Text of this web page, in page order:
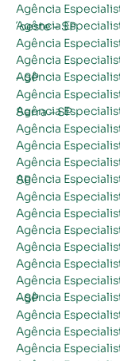
Agência
Agência Especialista na Criação de Site em Aparecida D´oeste – SP
Agência
Agência
Agência Especialista na Criação de Site em Araçariguama – SP
Agência
Agência Especialista na Criação de Site em Araçoiaba da Serra – SP
Agência
Agência
Agência
Agência Especialista na Criação de Site em Araraquara – SP
Agência
Agência
Agência
Agência
Agência
Agência
Agência Especialista na Criação de Site em Artur Nogueira – SP
Agência
Agência
Agência